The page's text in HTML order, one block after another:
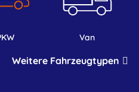
PKW Van
Weitere Fahrzeugtypen